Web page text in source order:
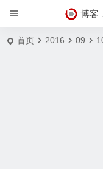
博客
首页 2016 09